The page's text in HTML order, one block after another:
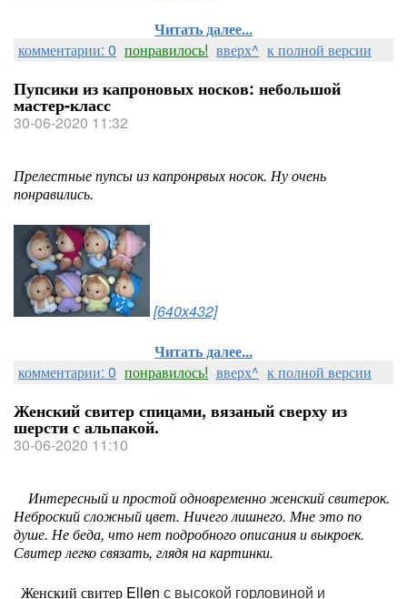
Читать далее...
комментарии: 0 понравилось! вверх^ к полной версии
Пупсики из капроновых носков: небольшой
мастер-класс
30-06-2020 11:32
Прелестные пупсы из капронрвых носок. Ну очень
понравились.
[640x432]
Читать далее...
комментарии: 0 понравилось! вверх^ к полной версии
Женский свитер спицами, вязаный сверху из
шерсти с альпакой.
30-06-2020 11:10
Интересный и простой одновременно женский свитерок.
Неброский сложный цвет. Ничего лишнего. Мне это по
душе. Не беда, что нет подробного описания и выкроек.
Свитер легко связать, глядя на картинки.
Женский свитер Ellen с высокой горловиной и